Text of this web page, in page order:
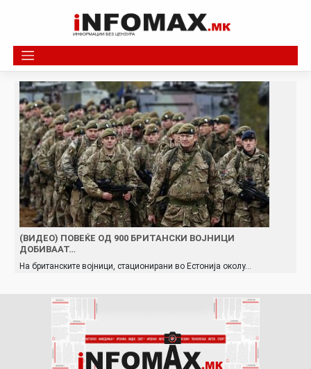
(ВИДЕО) ПОВЕЌЕ ОД 900 БРИТАНСКИ ВOJНИЦИ
ДОБИВААТ…
На британските војници, стационирани во Естонија околу…